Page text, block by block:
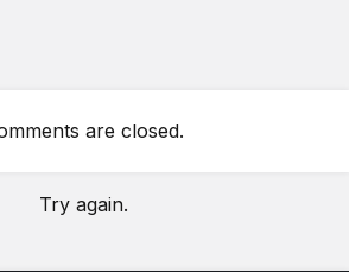
are closed.
Try again.